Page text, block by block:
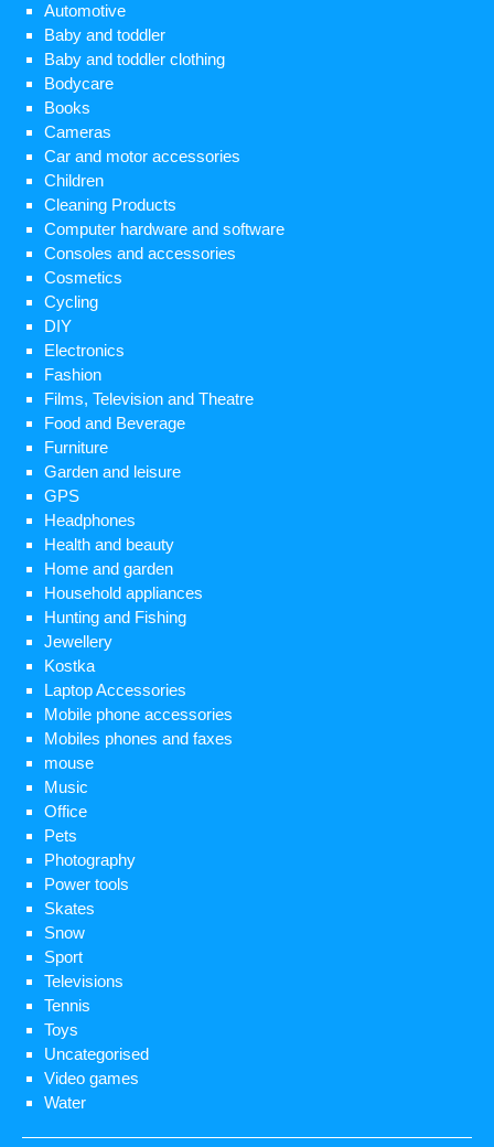
Automotive
Baby and toddler
Baby and toddler clothing
Bodycare
Books
Cameras
Car and motor accessories
Children
Cleaning Products
Computer hardware and software
Consoles and accessories
Cosmetics
Cycling
DIY
Electronics
Fashion
Films, Television and Theatre
Food and Beverage
Furniture
Garden and leisure
GPS
Headphones
Health and beauty
Home and garden
Household appliances
Hunting and Fishing
Jewellery
Kostka
Laptop Accessories
Mobile phone accessories
Mobiles phones and faxes
mouse
Music
Office
Pets
Photography
Power tools
Skates
Snow
Sport
Televisions
Tennis
Toys
Uncategorised
Video games
Water